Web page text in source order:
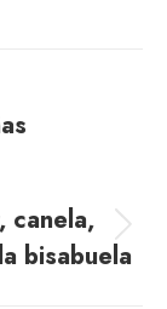
canela,
bisabuela